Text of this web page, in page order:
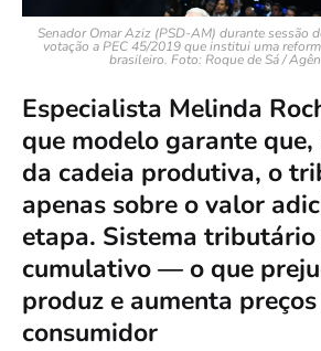
Senador Omar Aziz (PSD-AM) durante sessão
votação a PEC 45/2019 que institui uma
brasileiro. Foto: Roque de Sá /
Especialista Melinda
que modelo garante
da cadeia produtiva, o
apenas sobre o valor
etapa. Sistema
cumulativo — o que
produz e aumenta
consumidor